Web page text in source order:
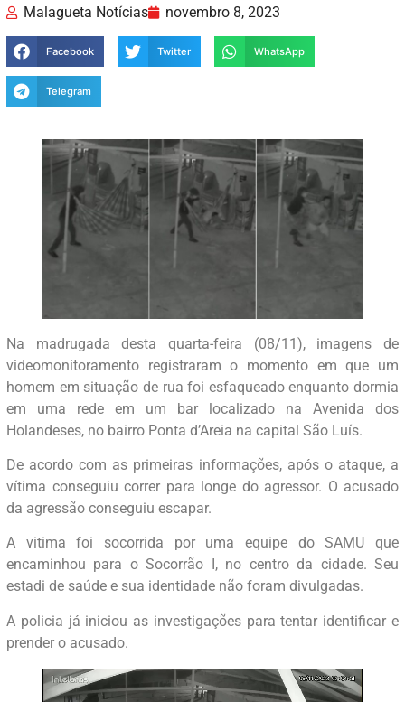
Malagueta Notícias novembro 8, 2023
Facebook Twitter WhatsApp
Telegram
Na madrugada desta quarta-feira (08/11), imagens de
videomonitoramento registraram o momento em que um
homem em situação de rua foi esfaqueado enquanto dormia
em uma rede em um bar localizado na Avenida dos
Holandeses, no bairro Ponta d’Areia na capital São Luís.
De acordo com as primeiras informações, após o ataque, a
vítima conseguiu correr para longe do agressor. O acusado
da agressão conseguiu escapar.
A vitima foi socorrida por uma equipe do SAMU que
encaminhou para o Socorrão I, no centro da cidade. Seu
estadi de saúde e sua identidade não foram divulgadas.
A policia já iniciou as investigações para tentar identificar e
prender o acusado.